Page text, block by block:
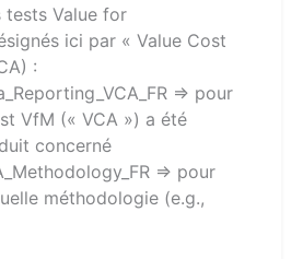
tests Value for
ici par « Value Cost
:
=> pour
VfM (« VCA ») a été
concerné
=> pour
méthodologie (e.g.,